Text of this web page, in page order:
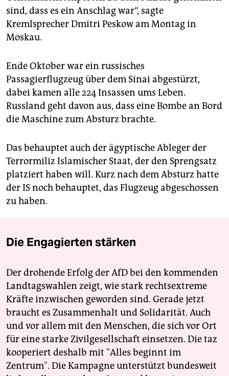
sind, dass es ein Anschlag war“, sagte
Kremlsprecher Dmitri Peskow am Montag in
Moskau.
Ende Oktober war ein russisches
Passagierflugzeug über dem Sinai abgestürzt,
dabei kamen alle 224 Insassen ums Leben.
Russland geht davon aus, dass eine Bombe an Bord
die Maschine zum Absturz brachte.
Das behauptet auch der ägyptische Ableger der
Terrormiliz Islamischer Staat, der den Sprengsatz
platziert haben will. Kurz nach dem Absturz hatte
der IS noch behauptet, das Flugzeug abgeschossen
zu haben.
Die Engagierten stärken
Der drohende Erfolg der AfD bei den kommenden
Landtagswahlen zeigt, wie stark rechtsextreme
Kräfte inzwischen geworden sind. Gerade jetzt
braucht es Zusammenhalt und Solidarität. Auch
und vor allem mit den Menschen, die sich vor Ort
für eine starke Zivilgesellschaft einsetzen. Die taz
kooperiert deshalb mit "Alles beginnt im
Zentrum". Die Kampagne unterstützt bundesweit